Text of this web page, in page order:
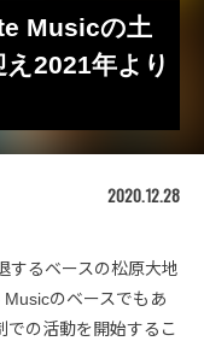
Musicの土
2021年より
2020.12.28
するベースの松原大地
のベースでもあ
での活動を開始するこ